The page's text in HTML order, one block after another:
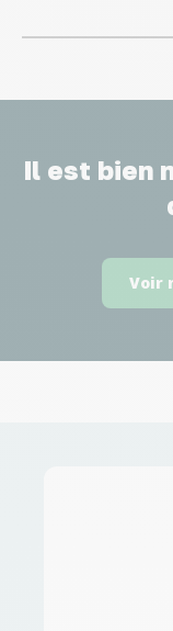
Il est bien
Voir